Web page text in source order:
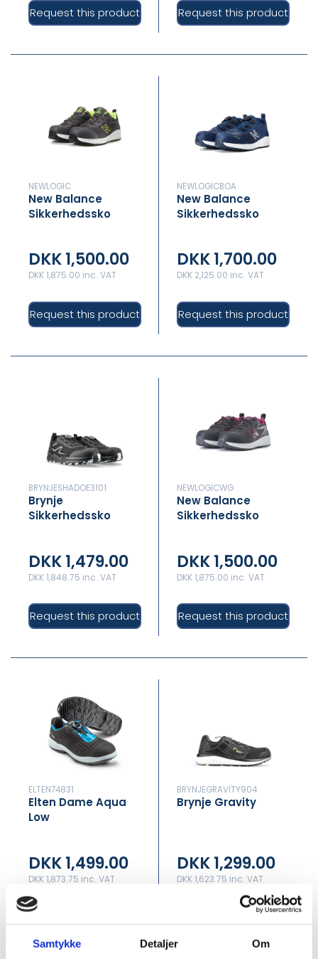
Samtykke Detaljer Om
Request this product Request this product
NEWLOGIC
New Balance
Sikkerhedssko
DKK 1,500.00
DKK 1,875.00 inc. VAT
Request this product
NEWLOGICBOA
New Balance
Sikkerhedssko
DKK 1,700.00
DKK 2,125.00 inc. VAT
Request this product
BRYNJESHADOE3101
Brynje
Sikkerhedssko
DKK 1,479.00
DKK 1,848.75 inc. VAT
Request this product
NEWLOGICWG
New Balance
Sikkerhedssko
DKK 1,500.00
DKK 1,875.00 inc. VAT
Request this product
ELTEN74831
Elten Dame Aqua
Low
DKK 1,499.00
DKK 1,873.75 inc. VAT
BRYNJEGRAVITY904
Brynje Gravity
DKK 1,299.00
DKK 1,623.75 inc. VAT
Request this product